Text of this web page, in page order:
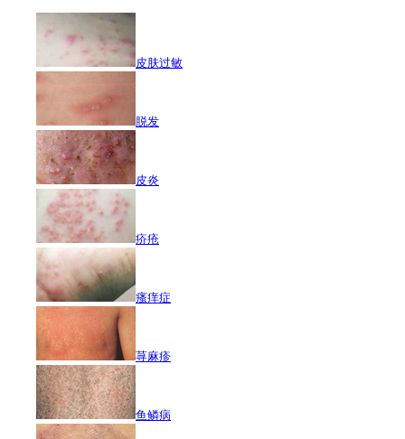
皮肤过敏
脱发
皮炎
疥疮
瘙痒症
荨麻疹
鱼鳞病